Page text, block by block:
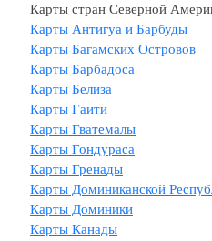
Карты стран Северной
Карты Антигуа и Барбуды
Карты Багамских Островов
Карты Барбадоса
Карты Белиза
Карты Гаити
Карты Гватемалы
Карты Гондураса
Карты Гренады
Карты Доминиканской
Карты Доминики
Карты Канады